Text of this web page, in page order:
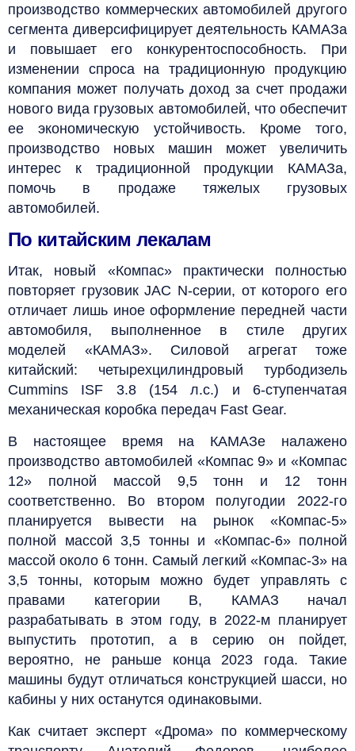
производство коммерческих автомобилей другого
сегмента диверсифицирует деятельность КАМАЗа
и повышает его конкурентоспособность. При
изменении спроса на традиционную продукцию
компания может получать доход за счет продажи
нового вида грузовых автомобилей, что обеспечит
ее экономическую устойчивость. Кроме того,
производство новых машин может увеличить
интерес к традиционной продукции КАМАЗа,
помочь в продаже тяжелых грузовых
автомобилей.
По китайским лекалам
Итак, новый «Компас» практически полностью
повторяет грузовик JAC N-серии, от которого его
отличает лишь иное оформление передней части
автомобиля, выполненное в стиле других
моделей «КАМАЗ». Силовой агрегат тоже
китайский: четырехцилиндровый турбодизель
Cummins ISF 3.8 (154 л.с.) и 6-ступенчатая
механическая коробка передач Fast Gear.
В настоящее время на КАМАЗе налажено
производство автомобилей «Компас 9» и «Компас
12» полной массой 9,5 тонн и 12 тонн
соответственно. Во втором полугодии 2022-го
планируется вывести на рынок «Компас-5»
полной массой 3,5 тонны и «Компас-6» полной
массой около 6 тонн. Самый легкий «Компас-3» на
3,5 тонны, которым можно будет управлять с
правами категории B, КАМАЗ начал
разрабатывать в этом году, в 2022-м планирует
выпустить прототип, а в серию он пойдет,
вероятно, не раньше конца 2023 года. Такие
машины будут отличаться конструкцией шасси, но
кабины у них останутся одинаковыми.
Как считает эксперт «Дрома» по коммерческому